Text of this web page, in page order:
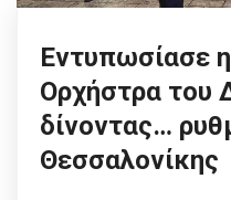
Εντυπωσίασε
Ορχήστρα του
δίνοντας…
Θεσσαλονίκης